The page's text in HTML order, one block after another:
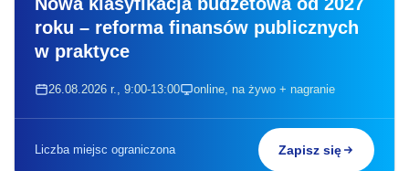
roku – reforma finansów publicznych
w praktyce
26.08.2026 r., 9:00-13:00 online, na żywo + nagranie
Liczba miejsc ograniczona Zapisz się